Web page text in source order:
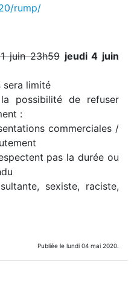
rump/
juin 23h59 jeudi 4 juin
sera limité
possibilité de refuser
:
commerciales /
pas la durée ou
sexiste, raciste,
Publiée le lundi 04 mai 2020.